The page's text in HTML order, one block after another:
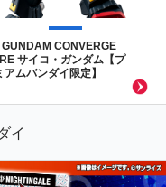
GUNDAM CONVERGE
サイコ・ガンダム【プ
アムバンダイ限定】
イ